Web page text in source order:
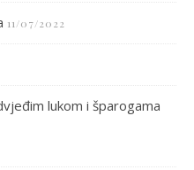
11/07/2022
lukom i šparogama